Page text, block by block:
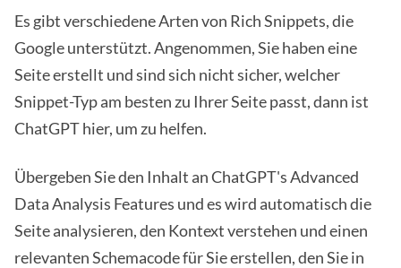
Es gibt verschiedene Arten von Rich Snippets, die
Google unterstützt. Angenommen, Sie haben eine
Seite erstellt und sind sich nicht sicher, welcher
Snippet-Typ am besten zu Ihrer Seite passt, dann ist
ChatGPT hier, um zu helfen.
Übergeben Sie den Inhalt an ChatGPT's Advanced
Data Analysis Features und es wird automatisch die
Seite analysieren, den Kontext verstehen und einen
relevanten Schemacode für Sie erstellen, den Sie in